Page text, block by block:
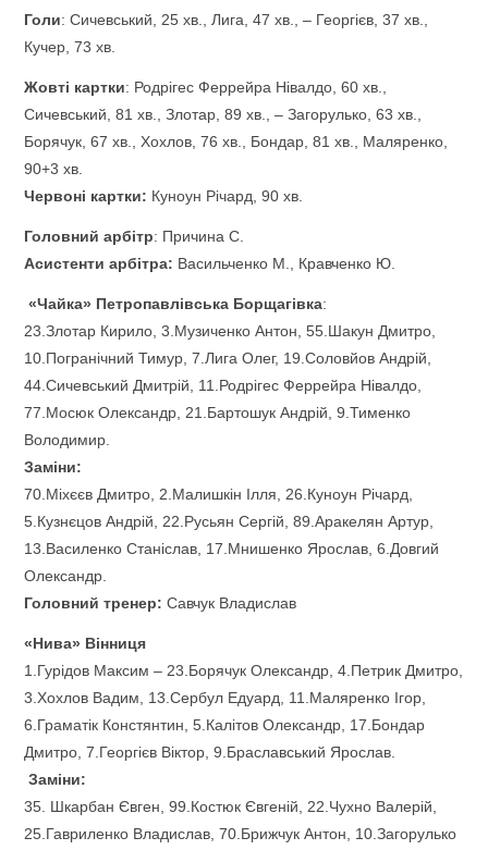
Голи: Сичевський, 25 хв., Лига, 47 хв., – Георгієв, 37 хв.,
Кучер, 73 хв.
Жовті картки: Родрігес Феррейра Нівалдо, 60 хв.,
Сичевський, 81 хв., Злотар, 89 хв., – Загорулько, 63 хв.,
Борячук, 67 хв., Хохлов, 76 хв., Бондар, 81 хв., Маляренко,
90+3 хв.
Червоні картки: Куноун Річард, 90 хв.
Головний арбітр: Причина С.
Асистенти арбітра: Васильченко М., Кравченко Ю.
«Чайка» Петропавлівська Борщагівка:
23.Злотар Кирило, 3.Музиченко Антон, 55.Шакун Дмитро,
10.Погранічний Тимур, 7.Лига Олег, 19.Соловйов Андрій,
44.Сичевський Дмитрій, 11.Родрігес Феррейра Нівалдо,
77.Мосюк Олександр, 21.Бартошук Андрій, 9.Тименко
Володимир.
Заміни:
70.Міхєєв Дмитро, 2.Малишкін Ілля, 26.Куноун Річард,
5.Кузнєцов Андрій, 22.Русьян Сергій, 89.Аракелян Артур,
13.Василенко Станіслав, 17.Мнишенко Ярослав, 6.Довгий
Олександр.
Головний тренер: Савчук Владислав
«Нива» Вінниця
1.Гурідов Максим – 23.Борячук Олександр, 4.Петрик Дмитро,
3.Хохлов Вадим, 13.Сербул Едуард, 11.Маляренко Ігор,
6.Граматік Констянтин, 5.Калітов Олександр, 17.Бондар
Дмитро, 7.Георгієв Віктор, 9.Браславський Ярослав.
Заміни:
35. Шкарбан Євген, 99.Костюк Євгеній, 22.Чухно Валерій,
25.Гавриленко Владислав, 70.Брижчук Антон, 10.Загорулько